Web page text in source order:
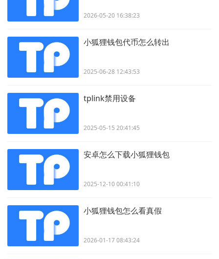
2026-05-20 16:38:23
小狐狸钱包代币怎么转出
2025-06-28 12:43:53
tplink禁用设备
2025-05-15 20:41:45
安卓怎么下载小狐狸钱包
2025-12-10 00:41:10
小狐狸钱包怎么看真假
2026-01-17 08:43:24